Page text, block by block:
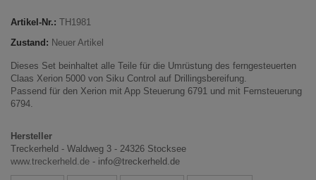
Artikel-Nr.: TH1981
Zustand: Neuer Artikel
Dieses Set beinhaltet alle Teile für die Umrüstung des ferngesteuerten
Claas Xerion 5000 von Siku Control auf Drillingsbereifung.
Passend für den Xerion mit App Steuerung 6791 und mit Fernsteuerung
6794.
Hersteller
Treckerheld - Waldweg 3 - 24326 Stocksee
www.treckerheld.de - info@treckerheld.de